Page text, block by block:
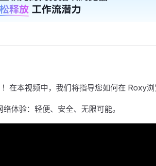
在本视频中，我们将指导您如何在 Roxy
体验：轻便、安全、无限可能。